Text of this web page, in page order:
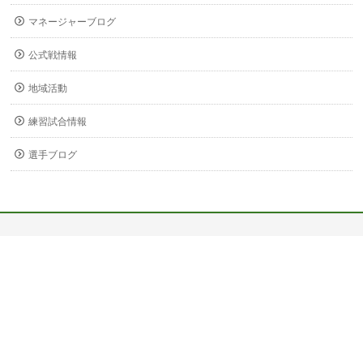
マネージャーブログ
公式戦情報
地域活動
練習試合情報
選手ブログ